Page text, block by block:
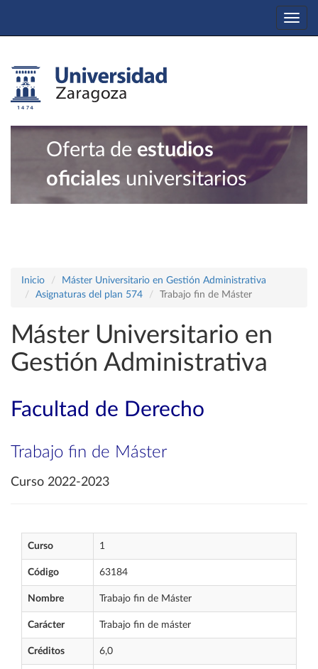
Oferta de estudios
oficiales universitarios
Inicio
Máster Universitario en Gestión Administrativa
Asignaturas del plan 574
Trabajo fin de Máster
Máster Universitario en
Gestión Administrativa
Facultad de Derecho
Trabajo fin de Máster
Curso 2022-2023
Curso 1
Código 63184
Nombre Trabajo fin de Máster
Carácter Trabajo fin de máster
Créditos 6,0